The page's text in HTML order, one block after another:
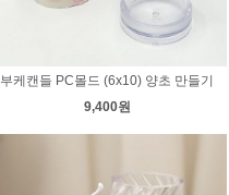
부케캔들 PC몰드 (6x10) 양초 만들기
9,400원